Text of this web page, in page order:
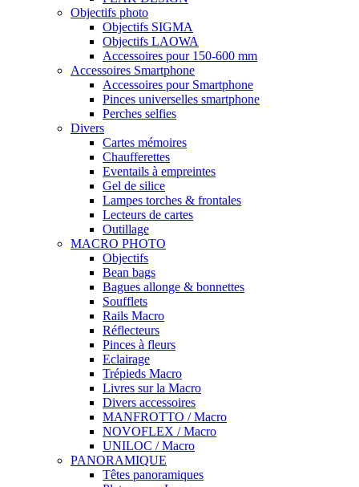
Objectifs photo
Objectifs SIGMA
Objectifs LAOWA
Accessoires pour 150-600 mm
Accessoires Smartphone
Accessoires pour Smartphone
Pinces universelles smartphone
Perches selfies
Divers
Cartes mémoires
Chaufferettes
Eventails à empreintes
Gel de silice
Lampes torches & frontales
Lecteurs de cartes
Outillage
MACRO PHOTO
Objectifs
Bean bags
Bagues allonge & bonnettes
Soufflets
Rails Macro
Réflecteurs
Pinces à fleurs
Eclairage
Trépieds Macro
Livres sur la Macro
Divers accessoires
MANFROTTO / Macro
NOVOFLEX / Macro
UNILOC / Macro
PANORAMIQUE
Têtes panoramiques